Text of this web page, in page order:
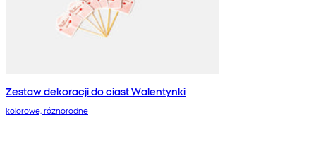
Zestaw dekoracji do ciast Walentynki
kolorowe, róznorodne